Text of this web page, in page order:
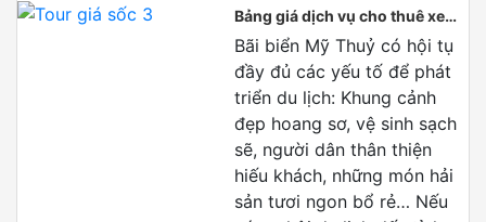
Bảng giá dịch vụ cho thuê xe
Huế đi biển Mỹ Thủy – Quảng
Trị
Bãi biển Mỹ Thuỷ có hội tụ
đầy đủ các yếu tố để phát
triển du lịch: Khung cảnh
đẹp hoang sơ, vệ sinh sạch
sẽ, người dân thân thiện
hiếu khách, những món hải
sản tươi ngon bổ rẻ… Nếu